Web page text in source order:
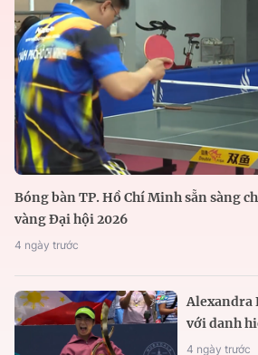
Bóng bàn TP. Hồ Chí Minh sẵn sàng
vàng Đại hội 2026
4 ngày trước
Alexandra
với danh
4 ngày trước